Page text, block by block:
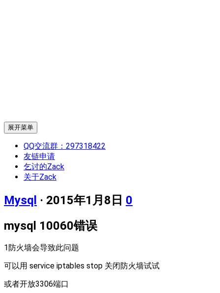
展开菜单
QQ交流群：297318422
友链申请
乞讨的Zack
关于Zack
Mysql · 2015年1月8日 0
mysql 10060错误
1防火墙会导致此问题
可以用 service iptables stop 关闭防火墙试试
或者开放3306端口